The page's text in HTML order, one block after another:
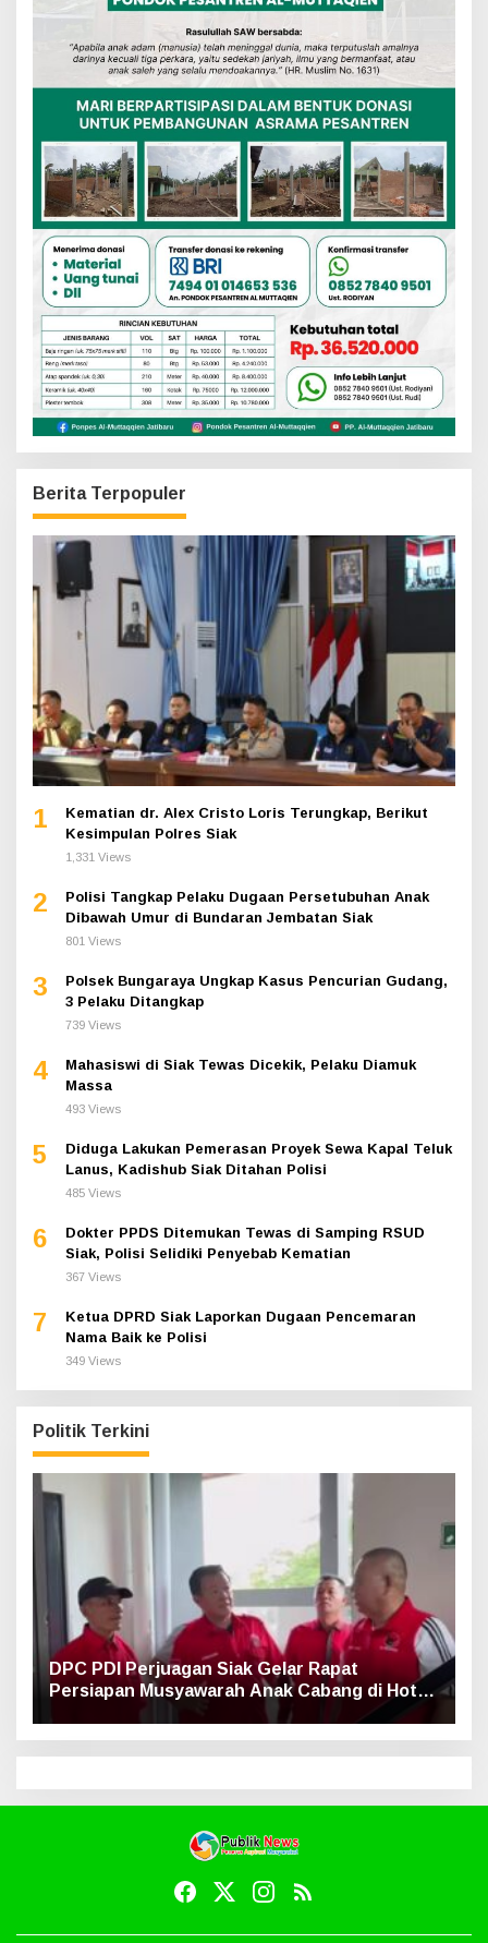
Berita Terpopuler
1
Kematian dr. Alex Cristo Loris Terungkap, Berikut
Kesimpulan Polres Siak
1,331 Views
2
Polisi Tangkap Pelaku Dugaan Persetubuhan Anak
Dibawah Umur di Bundaran Jembatan Siak
801 Views
3
Polsek Bungaraya Ungkap Kasus Pencurian Gudang,
3 Pelaku Ditangkap
739 Views
4
Mahasiswi di Siak Tewas Dicekik, Pelaku Diamuk
Massa
493 Views
5
Diduga Lakukan Pemerasan Proyek Sewa Kapal Teluk
Lanus, Kadishub Siak Ditahan Polisi
485 Views
6
Dokter PPDS Ditemukan Tewas di Samping RSUD
Siak, Polisi Selidiki Penyebab Kematian
367 Views
7
Ketua DPRD Siak Laporkan Dugaan Pencemaran
Nama Baik ke Polisi
349 Views
Politik Terkini
DPC PDI Perjuagan Siak Gelar Rapat
Persiapan Musyawarah Anak Cabang di Hotel